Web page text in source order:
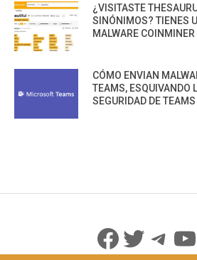
¿VISITASTE
SINÓNIMOS? TIENES
MALWARE COINMINER
CÓMO ENVIAN
TEAMS, ESQUIVANDO
SEGURIDAD DE TEAMS